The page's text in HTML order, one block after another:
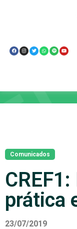
Comunicados
prática
23/07/2019